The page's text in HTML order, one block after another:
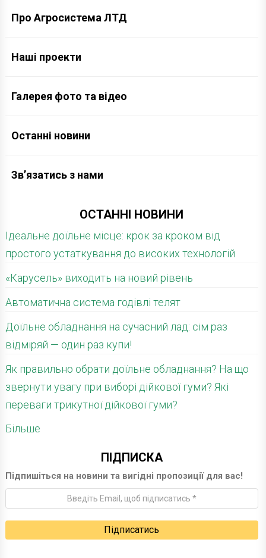
Про Агросистема ЛТД
Наші проекти
Галерея фото та відео
Останні новини
Зв’язатись з нами
ОСТАННІ НОВИНИ
Ідеальне доїльне місце: крок за кроком від
простого устаткування до високих технологій
«Карусель» виходить на новий рівень
Автоматична система годівлі телят
Доїльне обладнання на сучасний лад: сім раз
відміряй — один раз купи!
Як правильно обрати доїльне обладнання? На що
звернути увагу при виборі дійкової гуми? Які
переваги трикутної дійкової гуми?
Більше
ПІДПИСКА
Підпишіться на новини та вигідні пропозиції для вас!